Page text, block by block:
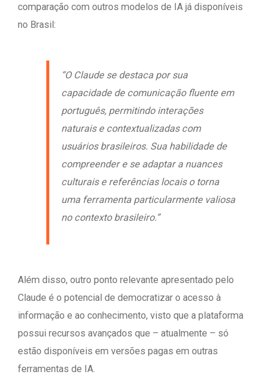
comparação com outros modelos de IA já disponíveis
no Brasil:
“O Claude se destaca por sua
capacidade de comunicação fluente em
português, permitindo interações
naturais e contextualizadas com
usuários brasileiros. Sua habilidade de
compreender e se adaptar a nuances
culturais e referências locais o torna
uma ferramenta particularmente valiosa
no contexto brasileiro.”
Além disso, outro ponto relevante apresentado pelo
Claude é o potencial de democratizar o acesso à
informação e ao conhecimento, visto que a plataforma
possui recursos avançados que – atualmente – só
estão disponíveis em versões pagas em outras
ferramentas de IA.